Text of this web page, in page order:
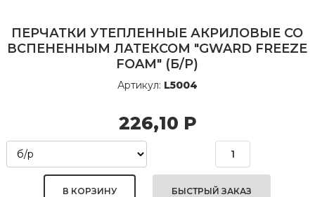
ПЕРЧАТКИ УТЕПЛЕННЫЕ АКРИЛОВЫЕ СО
ВСПЕНЕННЫМ ЛАТЕКСОМ "GWARD FREEZE
FOAM" (Б/Р)
Артикул: L5004
226,10 Р
БЫСТРЫЙ ЗАКАЗ